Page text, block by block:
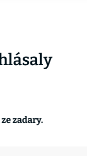
zadary.